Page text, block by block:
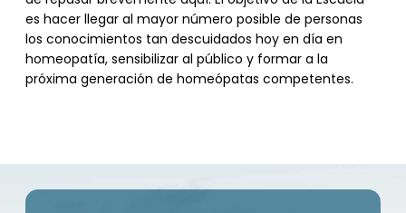
es hacer llegar al mayor número posible de personas
los conocimientos tan descuidados hoy en día en
homeopatía, sensibilizar al público y formar a la
próxima generación de homeópatas competentes.